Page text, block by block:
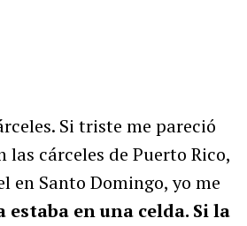
Si triste me pareció
las cárceles de Puerto Rico,
en Santo Domingo, yo me
estaba en una celda. Si la